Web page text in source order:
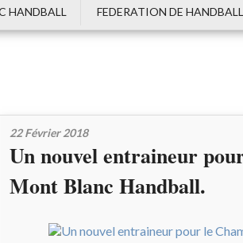
HANDBALL
FEDERATION DE HANDBALL
22 Février 2018
Un nouvel entraineur
Mont Blanc Handball.